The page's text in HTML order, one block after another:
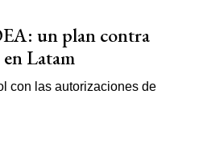
un plan contra
Latam